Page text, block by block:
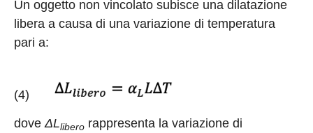
Un oggetto non vincolato subisce una dilatazione
libera a causa di una variazione di temperatura
pari a:
(4)
doveΔLlibero rappresenta la variazione di